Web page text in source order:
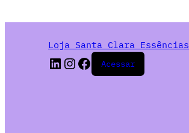
Loja Santa Clara Essências
Acessar